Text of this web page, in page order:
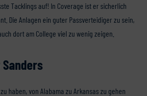
Tacklings auf! In Coverage ist er sicherlich
Die Anlagen ein guter Passverteidiger zu sein,
dort am College viel zu wenig zeigen.
Sanders
haben, von Alabama zu Arkansas zu gehen